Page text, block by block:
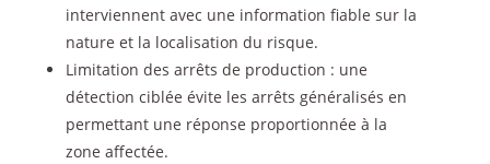
interviennent avec une information fiable sur la
nature et la localisation du risque.
Limitation des arrêts de production : une
détection ciblée évite les arrêts généralisés en
permettant une réponse proportionnée à la
zone affectée.